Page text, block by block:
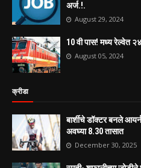
अर्ज.!.
August 29, 2024
10 वी पास! मध्य रेल्वेत
August 05, 2024
क्रीडा
बार्शीचे डॉक्टर बनले
अवघ्या 8.30 तासात
December 30, 2025